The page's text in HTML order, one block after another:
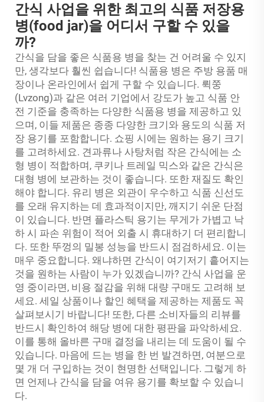
간식 사업을 위한 최고의 식품 저장용
병(food jar)을 어디서 구할 수 있을
까?
간식을 담을 좋은 식품용 병을 찾는 건 어려울 수 있지
만, 생각보다 훨씬 쉽습니다! 식품용 병은 주방 용품 매
장이나 온라인에서 쉽게 구할 수 있습니다. 뤽쭝
(Lvzong)과 같은 여러 기업에서 강도가 높고 식품 안
전 기준을 충족하는 다양한 식품용 병을 제공하고 있
으며, 이들 제품은 종종 다양한 크기와 용도의 식품 저
장 용기를 포함합니다. 쇼핑 시에는 원하는 용기 크기
를 고려하세요. 견과류나 사탕처럼 작은 간식에는 소
형 병이 적합하며, 쿠키나 트레일 믹스와 같은 간식은
대형 병에 보관하는 것이 좋습니다. 또한 재질도 확인
해야 합니다. 유리 병은 외관이 우수하고 식품 신선도
를 오래 유지하는 데 효과적이지만, 깨지기 쉬운 단점
이 있습니다. 반면 플라스틱 용기는 무게가 가볍고 낙
하 시 파손 위험이 적어 외출 시 휴대하기 더 편리합니
다. 또한 뚜껑의 밀봉 성능을 반드시 점검하세요. 이는
매우 중요합니다. 왜냐하면 간식이 여기저기 흩어지는
것을 원하는 사람이 누가 있겠습니까? 간식 사업을 운
영 중이라면, 비용 절감을 위해 대량 구매도 고려해 보
세요. 세일 상품이나 할인 혜택을 제공하는 제품도 꼭
살펴보시기 바랍니다! 또한, 다른 소비자들의 리뷰를
반드시 확인하여 해당 병에 대한 평판을 파악하세요.
이를 통해 올바른 구매 결정을 내리는 데 도움이 될 수
있습니다. 마음에 드는 병을 한 번 발견하면, 여분으로
몇 개 더 구입하는 것이 현명한 선택입니다. 그렇게 하
면 언제나 간식을 담을 여유 용기를 확보할 수 있습니
다.